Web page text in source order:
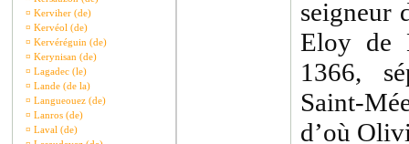
¤ Kerviher (de)
¤ Kervéol (de)
¤ Kervéréguin (de)
¤ Kerynisan (de)
¤ Lagadec (le)
¤ Lande (de la)
¤ Langueouez (de)
¤ Lanros (de)
¤ Laval (de)
seigneur
Eloy de
1366,
Saint-
d’où